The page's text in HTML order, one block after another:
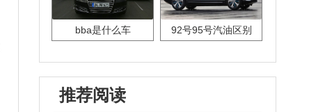
bba是什么车 92号95号汽油区别
推荐阅读